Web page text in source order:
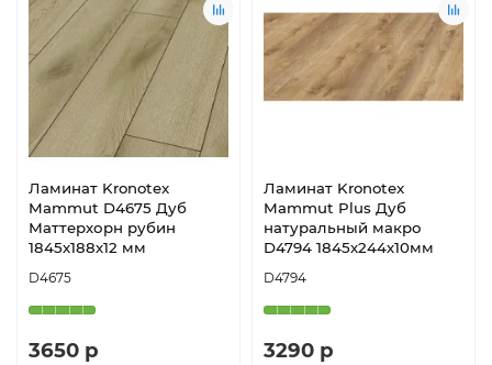
Ламинат Kronotex
Mammut D4675 Дуб
Маттерхорн рубин
1845х188х12 мм
D4675
3650 р
Ламинат Kronotex
Mammut Plus Дуб
натуральный макро
D4794 1845х244х10мм
D4794
3290 р